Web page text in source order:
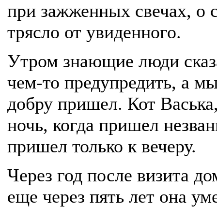
при зажженных свечах, о
трясло от увиденного.
Утром знающие люди
чем-то предупредить, а
добру пришел. Кот
ночь, когда пришел
пришел только к вечеру.
Через год после визита
еще через пять лет она